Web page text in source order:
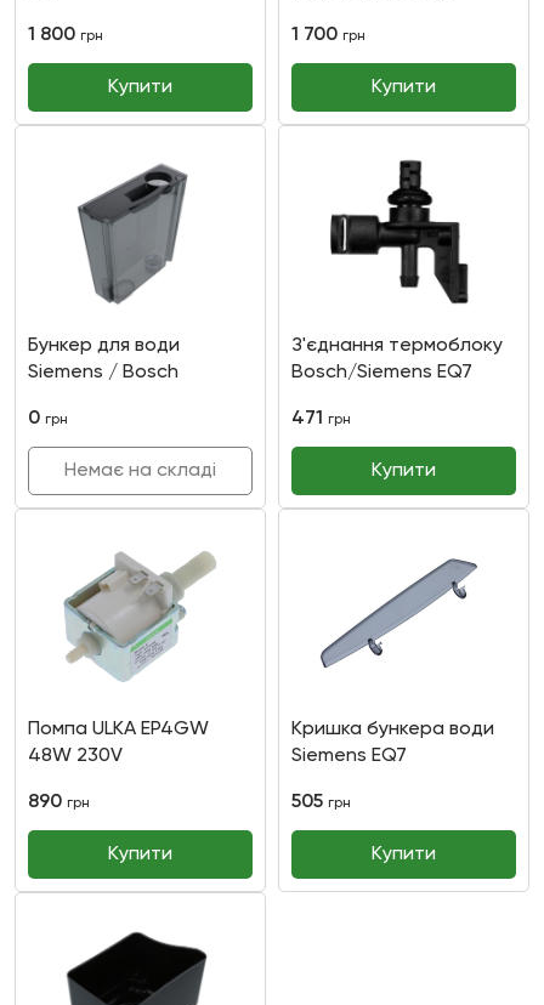
1 800 грн
Купити
1 700 грн
Купити
Бункер для води
Siemens / Bosch
0 грн
Немає на складі
З'єднання термоблоку
Bosch/Siemens EQ7
471 грн
Купити
Помпа ULKA EP4GW
48W 230V
890 грн
Купити
Кришка бункера води
Siemens EQ7
505 грн
Купити